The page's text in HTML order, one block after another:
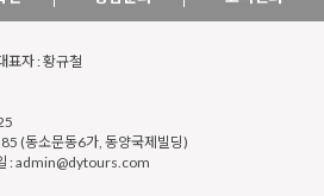
자 : 황규철
(동소문동6가, 동양국제빌딩)
: admin@dytours.com